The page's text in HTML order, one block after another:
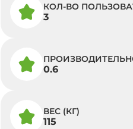
КОЛ-ВО
3
0.6
ВЕС (КГ)
115